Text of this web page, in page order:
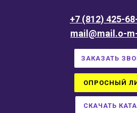
СКАЧАТЬ
+7 (812) 425-
ЗАКАЗАТЬ
mail@mail.o-
ОПРОСНЫЙ